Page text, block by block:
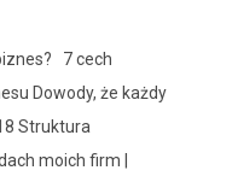
7 cech
Dowody, że każdy
Struktura
moich firm |